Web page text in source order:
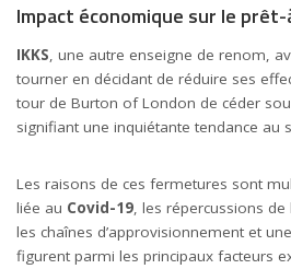
Impact économique sur le
IKKS , une autre enseigne de renom,
tourner en décidant de réduire ses
tour de Burton of London de céder
signifiant une inquiétante tendance au
Les raisons de ces fermetures sont
liée au Covid-19 , les répercussions
les chaînes d’approvisionnement et
figurent parmi les principaux facteurs